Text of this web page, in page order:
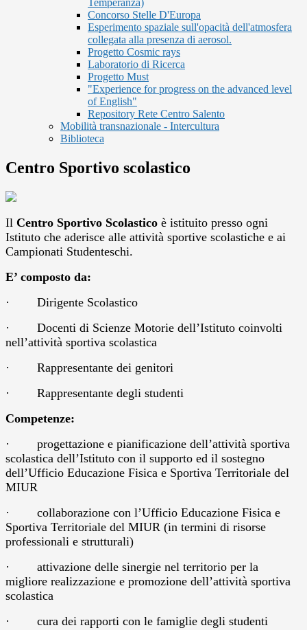
Temperanza)
Concorso Stelle D'Europa
Esperimento spaziale sull'opacità dell'atmosfera
collegata alla presenza di aerosol.
Progetto Cosmic rays
Laboratorio di Ricerca
Progetto Must
"Experience for progress on the advanced level
of English"
Repository Rete Centro Salento
Mobilità transnazionale - Intercultura
Biblioteca
Centro Sportivo scolastico
Il Centro Sportivo Scolastico è istituito presso ogni
Istituto che aderisce alle attività sportive scolastiche e ai
Campionati Studenteschi.
E’ composto da:
· Dirigente Scolastico
· Docenti di Scienze Motorie dell’Istituto coinvolti
nell’attività sportiva scolastica
· Rappresentante dei genitori
· Rappresentante degli studenti
Competenze:
· progettazione e pianificazione dell’attività sportiva
scolastica dell’Istituto con il supporto ed il sostegno
dell’Ufficio Educazione Fisica e Sportiva Territoriale del
MIUR
· collaborazione con l’Ufficio Educazione Fisica e
Sportiva Territoriale del MIUR (in termini di risorse
professionali e strutturali)
· attivazione delle sinergie nel territorio per la
migliore realizzazione e promozione dell’attività sportiva
scolastica
· cura dei rapporti con le famiglie degli studenti